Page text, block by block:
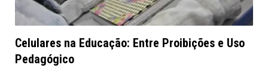
Celulares na Educação: Entre Proibições e Uso
Pedagógico